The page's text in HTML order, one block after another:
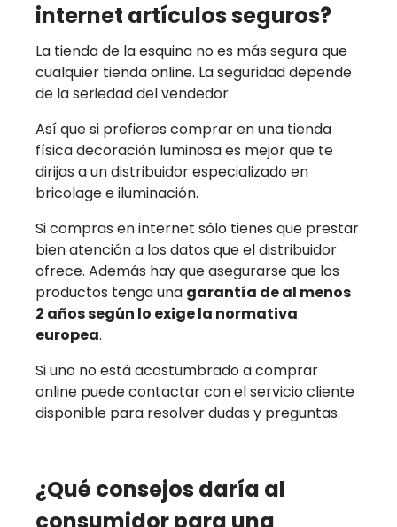
internet artículos seguros?
La tienda de la esquina no es más segura que
cualquier tienda online. La seguridad depende
de la seriedad del vendedor.
Así que si prefieres comprar en una tienda
física decoración luminosa es mejor que te
dirijas a un distribuidor especializado en
bricolage e iluminación.
Si compras en internet sólo tienes que prestar
bien atención a los datos que el distribuidor
ofrece. Además hay que asegurarse que los
productos tenga una garantía de al menos
2 años según lo exige la normativa
europea.
Si uno no está acostumbrado a comprar
online puede contactar con el servicio cliente
disponible para resolver dudas y preguntas.
¿Qué consejos daría al